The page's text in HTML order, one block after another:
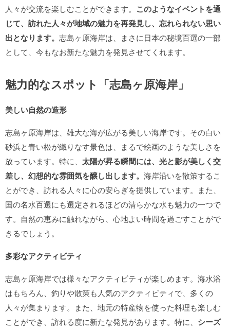
人々が交流を楽しむことができます。 このようなイベントを通
じて、訪れた人々が地域の魅力を再発見し、忘れられない思い
出となります。 志島ヶ原海岸は、まさに日本の秘境百選の一部
として、今もなお新たな魅力を発見させてくれます。
魅力的なスポット「志島ヶ原海岸」
美しい自然の造形
志島ヶ原海岸は、雄大な海が広がる美しい海岸です。その白い
砂浜と青い松が織りなす景色は、まるで絵画のような美しさを
放っています。特に、 太陽が昇る瞬間には、光と影が美しく交
差し、幻想的な雰囲気を醸し出します。 海岸沿いを散策するこ
とができ、訪れる人々に心の安らぎを提供しています。また、
国の名水百選にも選定されるほどの清らかな水も魅力の一つで
す。自然の恵みに触れながら、心地よい時間を過ごすことがで
きるでしょう。
多彩なアクティビティ
志島ヶ原海岸では様々なアクティビティが楽しめます。海水浴
はもちろん、釣りや散策も人気のアクティビティで、多くの
人々が集まります。また、地元の特産物を使った料理も楽しむ
ことができ、訪れる度に新たな発見があります。特に、 シーズ